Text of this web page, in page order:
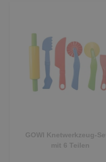
GOWI Knetwerkzeug-
mit 6 Teilen